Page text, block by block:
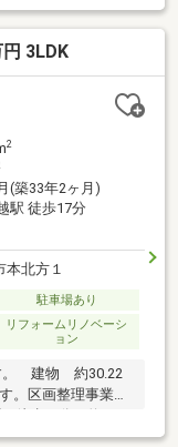
に面する。～建物
にも鉄を使った、
としての利用およ
住宅または、別荘
となっておりま
3LDK
2
(築33年2ヶ月)
駅 徒歩17分
北方１
駐車場あり
リフォームリノベーシ
ョン
。 建物 約30.22
区画整理事業が
ｍ）アイリス幼稚